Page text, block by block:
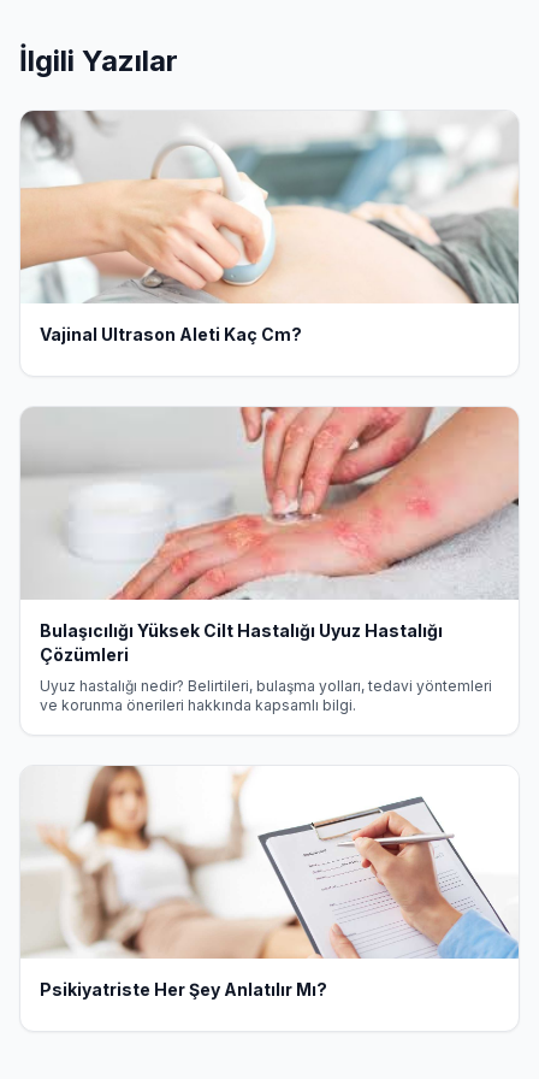
İlgili Yazılar
Vajinal Ultrason Aleti Kaç Cm?
Bulaşıcılığı Yüksek Cilt Hastalığı Uyuz Hastalığı
Çözümleri
Uyuz hastalığı nedir? Belirtileri, bulaşma yolları, tedavi yöntemleri
ve korunma önerileri hakkında kapsamlı bilgi.
Psikiyatriste Her Şey Anlatılır Mı?